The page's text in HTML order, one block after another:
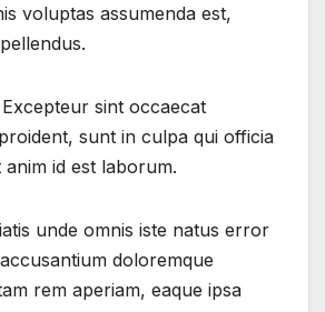
voluptas assumenda est,
sint occaecat
sunt in culpa qui officia
id est laborum.
unde omnis iste natus error
doloremque
rem aperiam, eaque ipsa